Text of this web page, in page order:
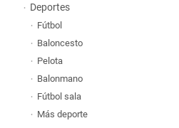
Deportes
Fútbol
Baloncesto
Pelota
Balonmano
Fútbol sala
Más deporte